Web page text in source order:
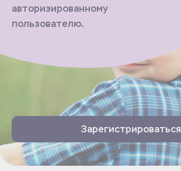
авторизированному
пользователю.
Зарегистрироваться